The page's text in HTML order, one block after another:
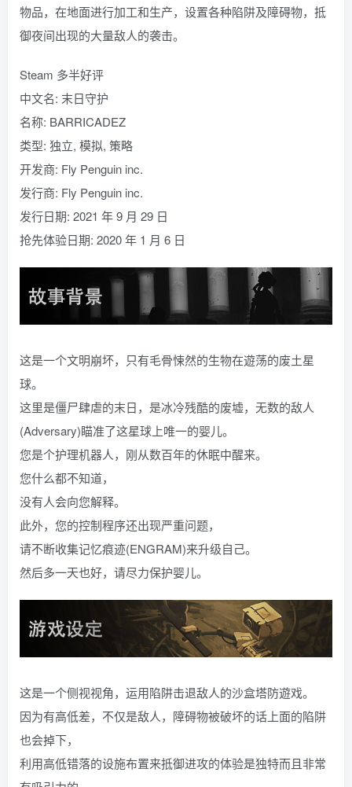
物品，在地面进行加工和生产，设置各种陷阱及障碍物，抵
御夜间出现的大量敌人的袭击。
Steam 多半好评
中文名: 末日守护
名称: BARRICADEZ
类型: 独立, 模拟, 策略
开发商: Fly Penguin inc.
发行商: Fly Penguin inc.
发行日期: 2021 年 9 月 29 日
抢先体验日期: 2020 年 1 月 6 日
这是一个文明崩坏，只有毛骨悚然的生物在遊荡的废土星
球。
这里是僵尸肆虐的末日，是冰冷残酷的废墟，无数的敌人
(Adversary)瞄准了这星球上唯一的婴儿。
您是个护理机器人，刚从数百年的休眠中醒来。
您什么都不知道，
没有人会向您解释。
此外，您的控制程序还出现严重问题，
请不断收集记忆痕迹(ENGRAM)来升级自己。
然后多一天也好，请尽力保护婴儿。
这是一个侧视视角，运用陷阱击退敌人的沙盒塔防遊戏。
因为有高低差，不仅是敌人，障碍物被破坏的话上面的陷阱
也会掉下，
利用高低错落的设施布置来抵御进攻的体验是独特而且非常